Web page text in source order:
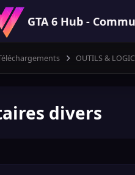
GTA 6 Hub -
OUTILS &
divers